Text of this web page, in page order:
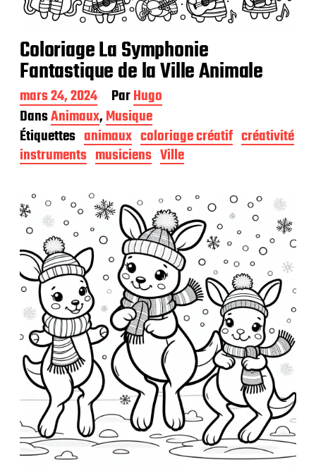
Coloriage La Symphonie
Fantastique de la Ville Animale
D
a
t
e
d
e
b
l
c
a
t
i
o
n
mars 24, 2024 ParHugo
DansAnimaux,Musique
Étiquettes animaux coloriage créatif créativité
instruments musiciens Ville